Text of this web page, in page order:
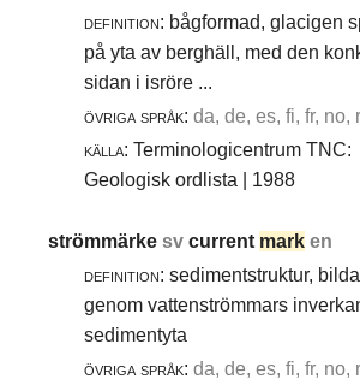
definition: bågformad, glacigen
på yta av berghäll, med den
sidan i isröre ...
övriga språk: da, de, es, fi, fr, no,
källa: Terminologicentrum TNC:
Geologisk ordlista | 1988
strömmärkesvcurrent mark en
definition: sedimentstruktur,
genom vattenströmmars
sedimentyta
övriga språk: da, de, es, fi, fr, no,